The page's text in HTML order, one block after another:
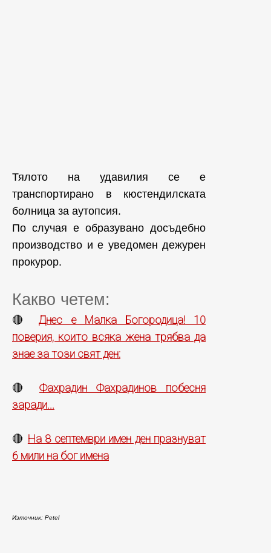
Тялото на удавилия се е
транспортирано в кюстендилската
болница за аутопсия.
По случая е образувано досъдебно
производство и е уведомен дежурен
прокурор.
Какво четем:
🔴 Днес е Малка Богородица! 10
поверия, които всяка жена трябва да
знае за този свят ден:
🔴 Фахрадин Фахрадинов побесня
заради...
🔴 На 8 септември имен ден празнуват
6 мили на бог имена
Източник: Petel